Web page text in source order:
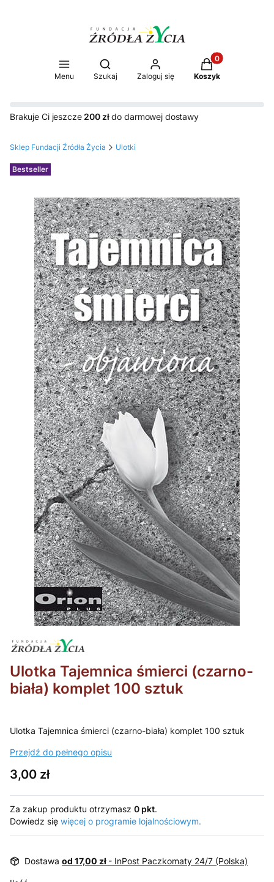
Menu
Otwórz wyszukiwarkę
Szukaj Zaloguj się
Produkty w
Koszyk
Brakuje Ci jeszcze 200 złdo darmowej dostawy
Sklep Fundacji Źródła Życia Ulotki
Etykiety
Bestseller
Ulotka Tajemnica śmierci (czarno-
biała) komplet 100 sztuk
Ulotka Tajemnica śmierci (czarno-biała) komplet 100 sztuk
Przejdź do pełnego opisu
Cena
3,00 zł
Za zakup produktu otrzymasz 0 pkt.
Dowiedz się więcej o programie lojalnościowym.
Dostawa od 17,00 zł - InPost Paczkomaty 24/7 (Polska)